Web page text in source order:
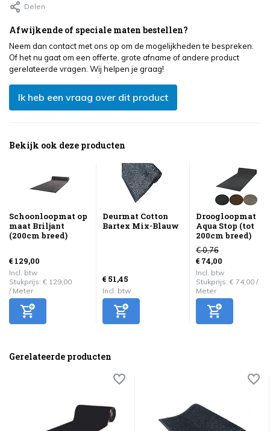
Delen
Afwijkende of speciale maten bestellen?
Neem dan contact met ons op om de mogelijkheden te bespreken.
Of het nu gaat om een offerte, grote afname of andere product
gerelateerde vragen. Wij helpen je graag!
Ik heb een vraag over dit product
Bekijk ook deze producten
Schoonloopmat op
maat Briljant
(200cm breed)
€ 129,00
Incl. btw
Stukprijs: € 129,00
/ Meter
Deurmat Cotton
Bartex Mix-Blauw
€ 51,45
Incl. btw
Droogloopmat
Aqua Stop (tot
200cm breed)
€ 0,76
€ 74,00
Incl. btw
Stukprijs: € 74,00 /
Meter
Gerelateerde producten